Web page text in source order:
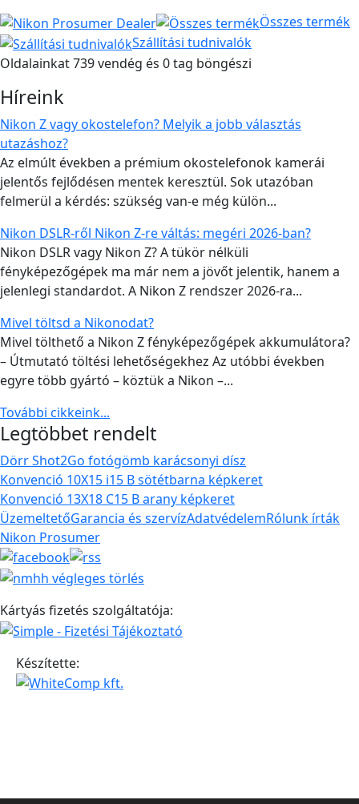
Összes termék
Szállítási tudnivalók
Oldalainkat 739 vendég és 0 tag böngészi
Híreink
Nikon Z vagy okostelefon? Melyik a jobb választás
utazáshoz?
Az elmúlt években a prémium okostelefonok kamerái
jelentős fejlődésen mentek keresztül. Sok utazóban
felmerül a kérdés: szükség van-e még külön...
Nikon DSLR-ről Nikon Z-re váltás: megéri 2026-ban?
Nikon DSLR vagy Nikon Z? A tükör nélküli
fényképezőgépek ma már nem a jövőt jelentik, hanem a
jelenlegi standardot. A Nikon Z rendszer 2026-ra...
Mivel töltsd a Nikonodat?
Mivel tölthető a Nikon Z fényképezőgépek akkumulátora?
– Útmutató töltési lehetőségekhez Az utóbbi években
egyre több gyártó – köztük a Nikon –...
További cikkeink...
Legtöbbet rendelt
Dörr Shot2Go fotógömb karácsonyi dísz
Konvenció 10X15 i15 B sötétbarna képkeret
Konvenció 13X18 C15 B arany képkeret
ÜzemeltetőGarancia és szervízAdatvédelemRólunk írták
Nikon Prosumer
Kártyás fizetés szolgáltatója:
Készítette: